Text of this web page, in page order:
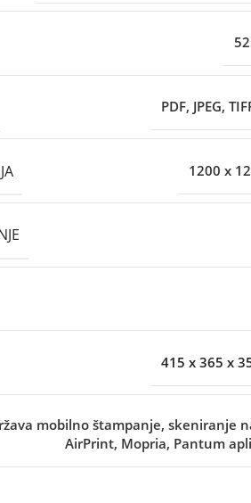
PDF, JPEG,
1200 x
415 x 365 x
mobilno štampanje, skeniranje
AirPrint, Mopria, Pantum